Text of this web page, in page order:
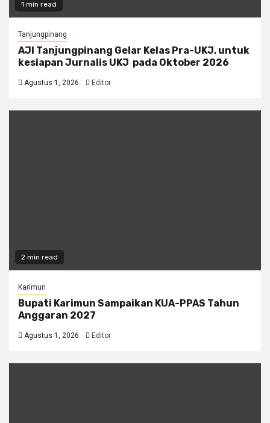
1 min read
Tanjungpinang
AJI Tanjungpinang Gelar Kelas Pra-UKJ, untuk
kesiapan Jurnalis UKJ pada Oktober 2026
Agustus 1, 2026 Editor
2 min read
Karimun
Bupati Karimun Sampaikan KUA-PPAS Tahun
Anggaran 2027
Agustus 1, 2026 Editor